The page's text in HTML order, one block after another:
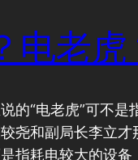
电老虎
的“电老虎”可不是
尧和副局长李立才
指耗电较大的设备